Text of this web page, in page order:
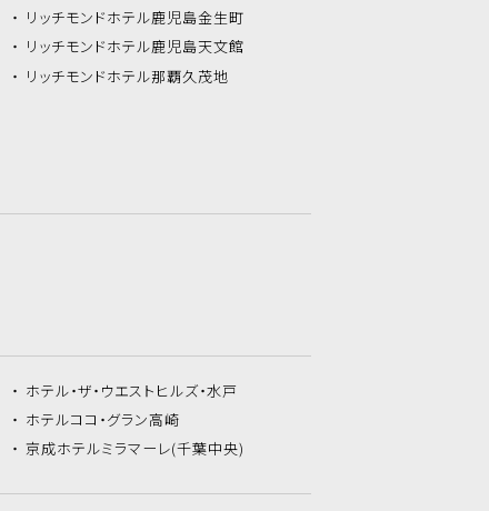
リッチモンドホテル鹿児島金生町
リッチモンドホテル鹿児島天文館
リッチモンドホテル那覇久茂地
ホテル・ザ・ ウエストヒルズ・水戸
ホテルココ・グラン高崎
京成ホテルミラマーレ(千葉中央)